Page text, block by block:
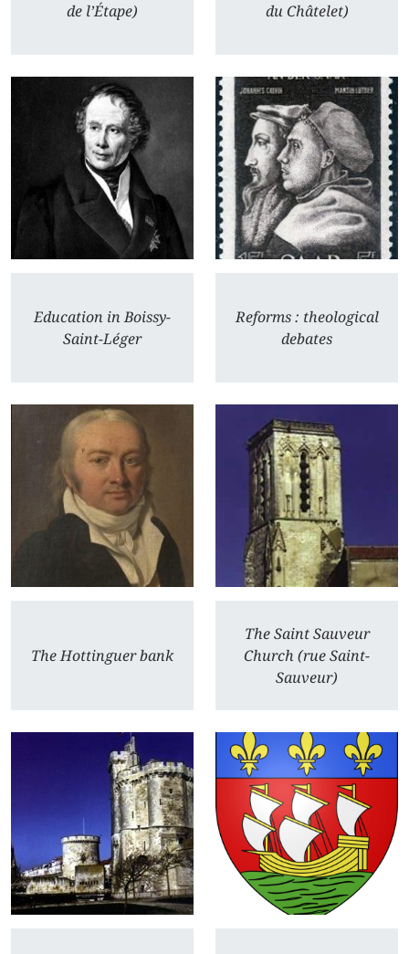
de l’Étape)
du Châtelet)
Education in Boissy-
Saint-Léger
Reforms : theological
debates
The Hottinguer bank
The Saint Sauveur
Church (rue Saint-
Sauveur)